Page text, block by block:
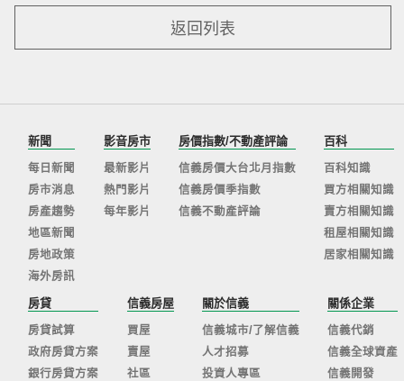
返回列表
新聞
每日新聞
房市消息
房產趨勢
地區新聞
房地政策
海外房訊
影音房市
最新影片
熱門影片
每年影片
房價指數/不動產評論
信義房價大台北月指數
信義房價季指數
信義不動產評論
百科
百科知識
買方相關知識
賣方相關知識
租屋相關知識
居家相關知識
房貸
房貸試算
政府房貸方案
銀行房貸方案
信義房屋
買屋
賣屋
社區
關於信義
信義城市/了解信義
人才招募
投資人專區
關係企業
信義代銷
信義全球資產
信義開發